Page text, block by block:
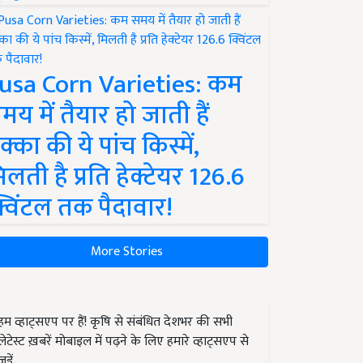
Corn Varieties: कम
में तैयार हो जाती हैं
की ये पांच किस्में,
है प्रति हेक्टेयर 126.6
तक पैदावार!
More Stories
व्हाट्सएप पर हैं! कृषि से संबंधित देशभर की सभी
ख़बरें मोबाइल में पढ़ने के लिए हमारे व्हाट्सएप से